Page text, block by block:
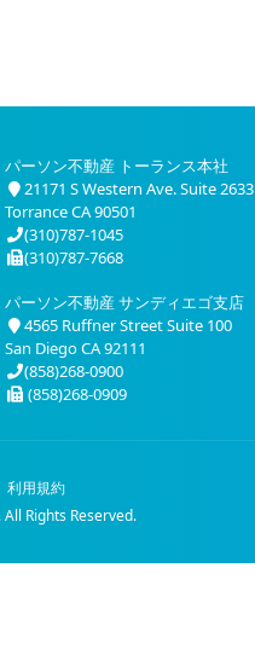
パーソン不動産 トーランス本社
21171 S Western Ave. Suite 2633
Torrance CA 90501
(310)787-1045
(310)787-7668
パーソン不動産 サンディエゴ支店
4565 Ruffner Street Suite 100
San Diego CA 92111
(858)268-0900
(858)268-0909
利用規約
Rights Reserved.